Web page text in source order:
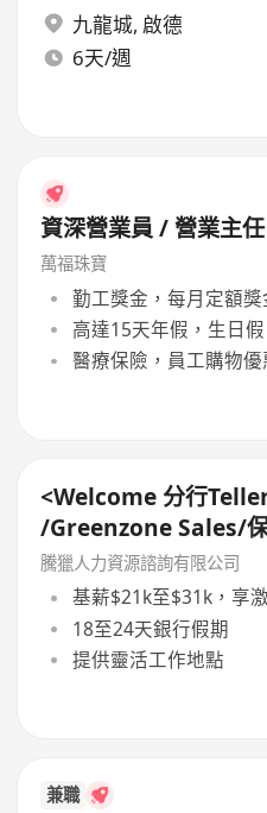
九龍城, 啟德
6天/週
資深營業員 / 營業主
萬福珠寶
勤工獎金，每月定額
高達15天年假，生日
醫療保險，員工購物
<Welcome 分行
/Greenzone Sales/
General Banking
騰獵人力資源諮詢有限公司
基薪$21k至$31k，享
18至24天銀行假期
提供靈活工作地點
兼職